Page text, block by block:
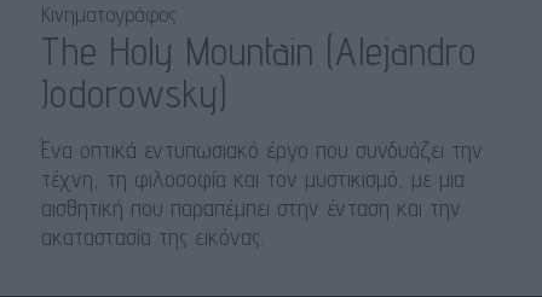
Κινηματογράφος
The Holy Mountain (Alejandro
Jodorowsky)
Ένα οπτικά εντυπωσιακό έργο που συνδυάζει την
τέχνη, τη φιλοσοφία και τον μυστικισμό, με μια
αισθητική που παραπέμπει στην ένταση και την
ακαταστασία της εικόνας.